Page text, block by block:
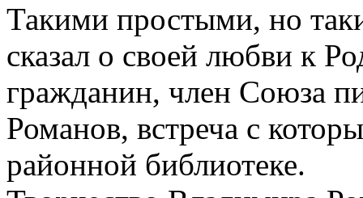
Такими простыми, но
сказал о своей любви к
гражданин, член Союза
Романов, встреча с
районной библиотеке.